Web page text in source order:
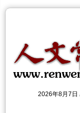
2026年8月7日